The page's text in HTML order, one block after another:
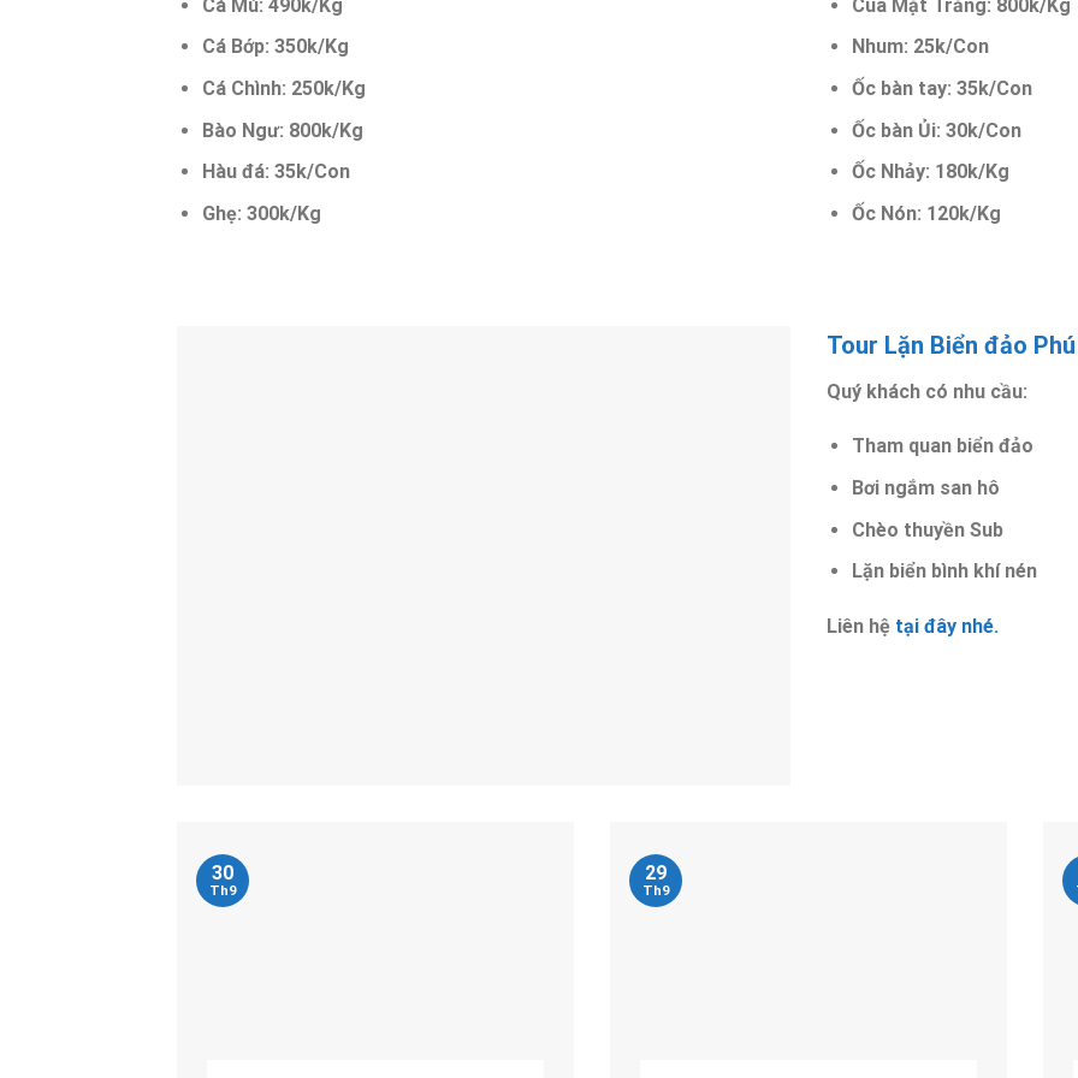
Cá Mú: 490k/Kg
Cá Bớp: 350k/Kg
Cá Chình: 250k/Kg
Bào Ngư: 800k/Kg
Hàu đá: 35k/Con
Ghẹ: 300k/Kg
Cua Mặt Trăng: 800k/Kg
Nhum: 25k/Con
Ốc bàn tay: 35k/Con
Ốc bàn Ủi: 30k/Con
Ốc Nhảy: 180k/Kg
Ốc Nón: 120k/Kg
Tour Lặn Biển đảo
Quý khách có nhu cầu:
Tham quan biển đảo
Bơi ngắm san hô
Chèo thuyền Sub
Lặn biển bình khí nén
Liên hệ tại đây nhé.
30
Th9
29
Th9